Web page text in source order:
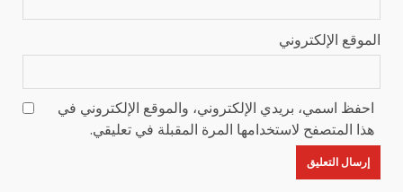
الموقع الإلكتروني
احفظ اسمي، بريدي الإلكتروني، والموقع الإلكتروني في
هذا المتصفح لاستخدامها المرة المقبلة في تعليقي.